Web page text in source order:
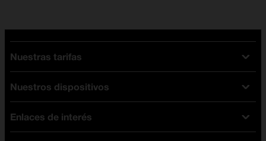
Nuestras tarifas
Tarifas Orange
Tarifas fibra y móvil
Tarifas móviles
Nuestros dispositivos
Ofertas en móviles
iPhone
Enlaces de interés